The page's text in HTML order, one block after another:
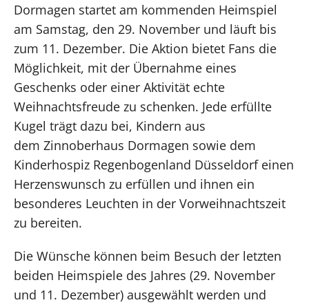
Dormagen startet am kommenden Heimspiel
am Samstag, den 29. November und läuft bis
zum 11. Dezember. Die Aktion bietet Fans die
Möglichkeit, mit der Übernahme eines
Geschenks oder einer Aktivität echte
Weihnachtsfreude zu schenken. Jede erfüllte
Kugel trägt dazu bei, Kindern aus
dem Zinnoberhaus Dormagen sowie dem
Kinderhospiz Regenbogenland Düsseldorf einen
Herzenswunsch zu erfüllen und ihnen ein
besonderes Leuchten in der Vorweihnachtszeit
zu bereiten.
Die Wünsche können beim Besuch der letzten
beiden Heimspiele des Jahres (29. November
und 11. Dezember) ausgewählt werden und